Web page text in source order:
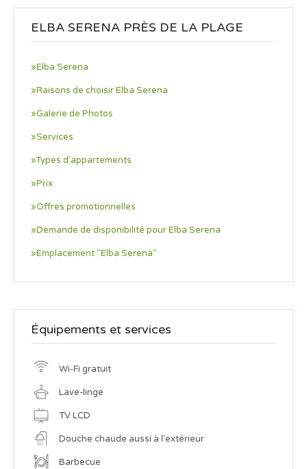
ELBA SERENA PRÈS DE LA PLAGE
»Elba Serena
»Raisons de choisir Elba Serena
»Galerie de Photos
»Services
»Types d'appartements
»Prix
»Offres promotionnelles
»Demande de disponibilité pour Elba Serena
»Emplacement "Elba Serena"
Équipements et services
Wi-Fi gratuit
Lave-linge
TV LCD
Douche chaude aussi à l'extérieur
Barbecue